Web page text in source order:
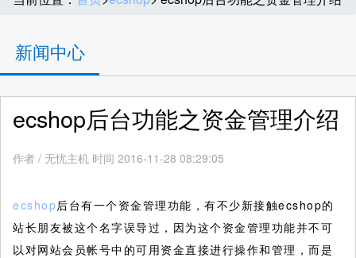
新闻中心
ecshop后台功能之资金管理介绍
作者 / 无忧主机 时间 2016-11-28 08:29:05
ecshop后台有一个资金管理功能，有不少新接触ecshop的
站长朋友被这个名字误导过，因为这个资金管理功能并不可
以对网站会员帐号中的可用资金直接进行操作和管理，而是